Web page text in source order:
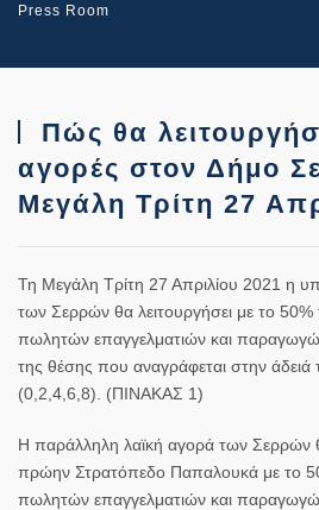
Press Room
Πώς θα
αγορές στον Δήμο
Μεγάλη Τρίτη 27
Τη Μεγάλη Τρίτη 27 Απριλίου 2021 η
των Σερρών θα λειτουργήσει με το
πωλητών επαγγελματιών και
της θέσης που αναγράφεται στην άδειά
(0,2,4,6,8). (ΠΙΝΑΚΑΣ 1)
Η παράλληλη λαϊκή αγορά των Σερρών
πρώην Στρατόπεδο Παπαλουκά με το
πωλητών επαγγελματιών και